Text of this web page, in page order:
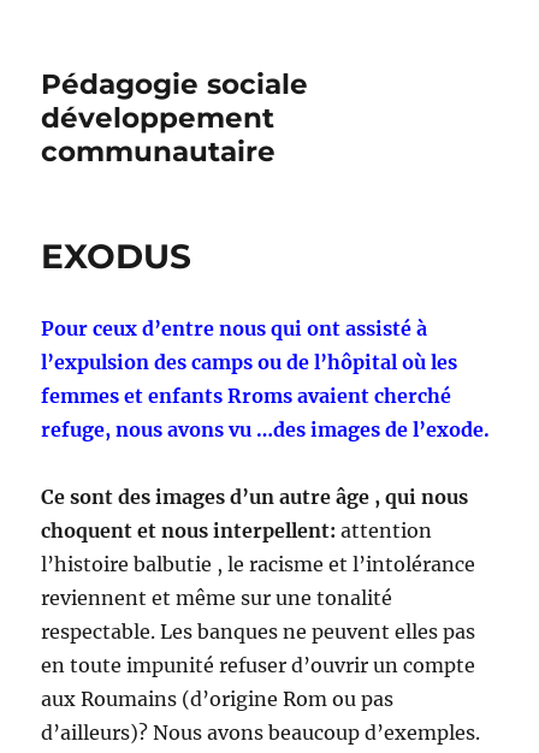
Pédagogie sociale
développement
communautaire
EXODUS
Pour ceux d’entre nous qui ont assisté à
l’expulsion des camps ou de l’hôpital où les
femmes et enfants Rroms avaient cherché
refuge, nous avons vu …des images de l’exode.
Ce sont des images d’un autre âge , qui nous
choquent et nous interpellent: attention
l’histoire balbutie , le racisme et l’intolérance
reviennent et même sur une tonalité
respectable. Les banques ne peuvent elles pas
en toute impunité refuser d’ouvrir un compte
aux Roumains (d’origine Rom ou pas
d’ailleurs)? Nous avons beaucoup d’exemples.